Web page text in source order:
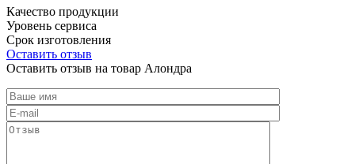
Качество продукции
Уровень сервиса
Срок изготовления
Оставить отзыв
Оставить отзыв на товар Алондра